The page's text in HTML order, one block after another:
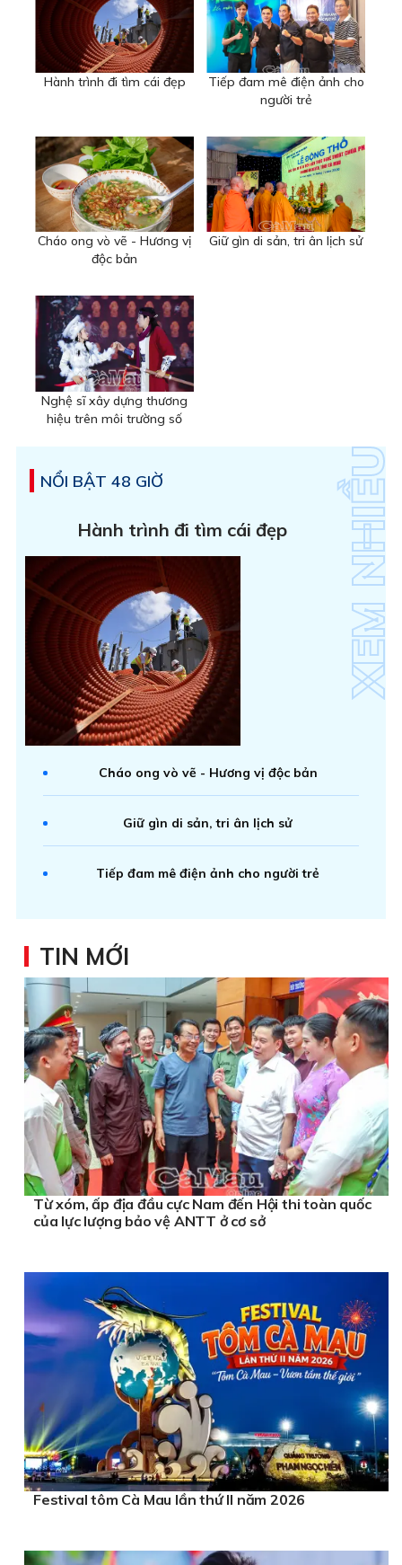
Hành trình đi tìm cái đẹp
Tiếp đam mê điện ảnh cho
người trẻ
Cháo ong vò vẽ - Hương vị
độc bản
Giữ gìn di sản, tri ân lịch sử
Nghệ sĩ xây dựng thương
hiệu trên môi trường số
NỔI BẬT 48 GIỜ
Hành trình đi tìm cái đẹp
Cháo ong vò vẽ - Hương vị độc bản
Giữ gìn di sản, tri ân lịch sử
Tiếp đam mê điện ảnh cho người trẻ
TIN MỚI
Từ xóm, ấp địa đầu cực Nam đến Hội thi toàn quốc
của lực lượng bảo vệ ANTT ở cơ sở
Festival tôm Cà Mau lần thứ II năm 2026